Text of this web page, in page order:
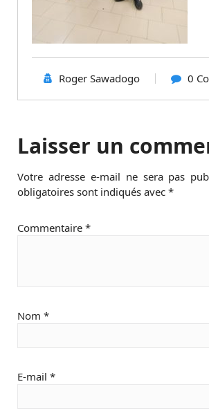
Roger Sawadogo 0
Laisser un
Votre adresse e-mail ne sera pas
obligatoires sont indiqués avec *
Commentaire *
Nom *
E-mail *